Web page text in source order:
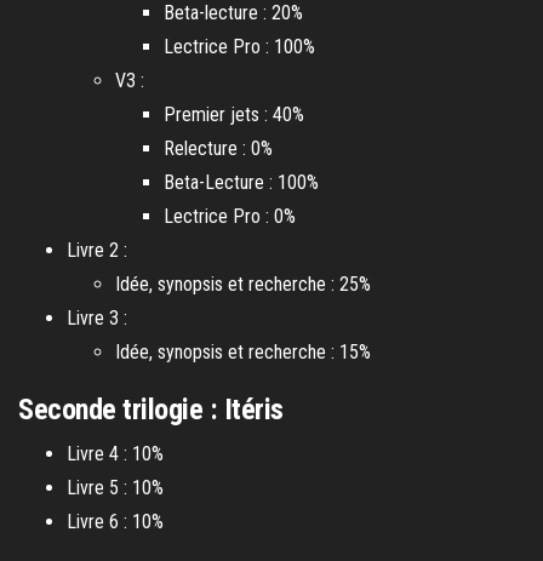
Beta-lecture : 20%
Lectrice Pro : 100%
V3 :
Premier jets : 40%
Relecture : 0%
Beta-Lecture : 100%
Lectrice Pro : 0%
Livre 2 :
Idée, synopsis et recherche : 25%
Livre 3 :
Idée, synopsis et recherche : 15%
Seconde trilogie : Itéris
Livre 4 : 10%
Livre 5 : 10%
Livre 6 : 10%